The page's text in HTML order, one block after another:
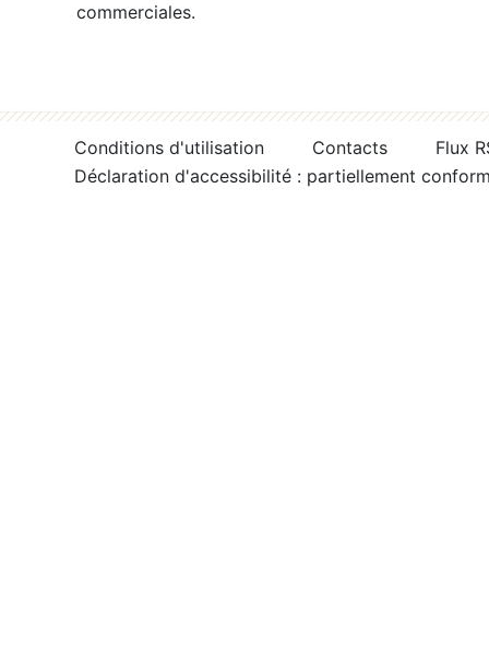
commerciales.
Conditions d'utilisation Contacts
Flux
Déclaration d'accessibilité : partiellement